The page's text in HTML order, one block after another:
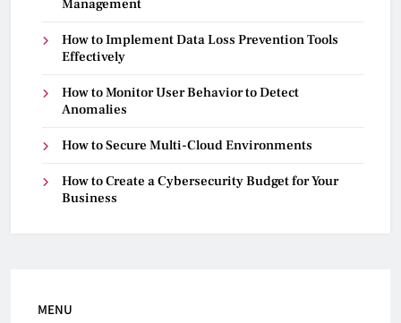
Management
How to Implement Data Loss Prevention Tools
Effectively
How to Monitor User Behavior to Detect
Anomalies
How to Secure Multi-Cloud Environments
How to Create a Cybersecurity Budget for Your
Business
MENU